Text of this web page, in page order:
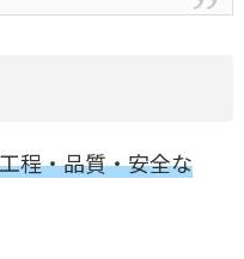
程・品質・安全な